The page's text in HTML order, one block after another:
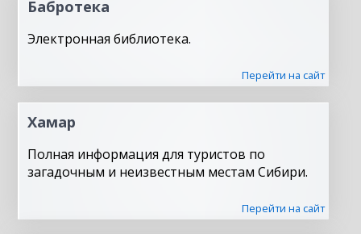
Бабротека
Электронная библиотека.
Перейти на сайт
Хамар
Полная информация для туристов по
загадочным и неизвестным местам Сибири.
Перейти на сайт